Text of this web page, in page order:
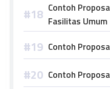
Contoh
Fasilitas Umum
Contoh
Contoh